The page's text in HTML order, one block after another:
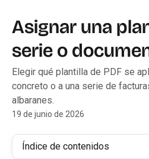
Asignar una
serie o
Elegir qué plantilla de PDF se
concreto o a una serie de
albaranes.
19 de junio de 2026
Índice de contenidos